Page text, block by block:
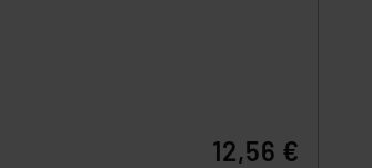
12,56 €